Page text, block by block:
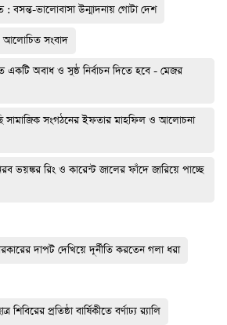
বসন্ত-ভালোবাসা উন্মাদনায় গোটা দেশ
আলোচিত সংবাদ
একটি অবাধ ও সুষ্ঠ নির্বাচন দিতে হবে - মেজর
সামাজিক সংগঠনের ইফতার মাহফিল ও আলোচনা
ভয়ঙ্কর রিং ও কারেন্ট জালের ফাঁদে জারিয়ে পাচ্ছে
দাপট দেখিয়ে দূর্নীতি করতেন গলা ধরা
শিবিরের প্রতিষ্ঠা বার্ষিকীতে বর্ণাঢ্য র‌্যালি